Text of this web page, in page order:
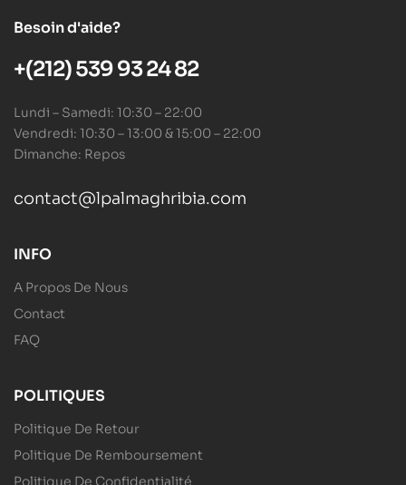
Besoin d'aide?
+(212) 539 93 24 82
Lundi – Samedi: 10:30 – 22:00
Vendredi: 10:30 – 13:00 & 15:00 – 22:00
Dimanche: Repos
contact@lpalmaghribia.com
INFO
A Propos De Nous
Contact
FAQ
POLITIQUES
Politique De Retour
Politique De Remboursement
Politique De Confidentialité